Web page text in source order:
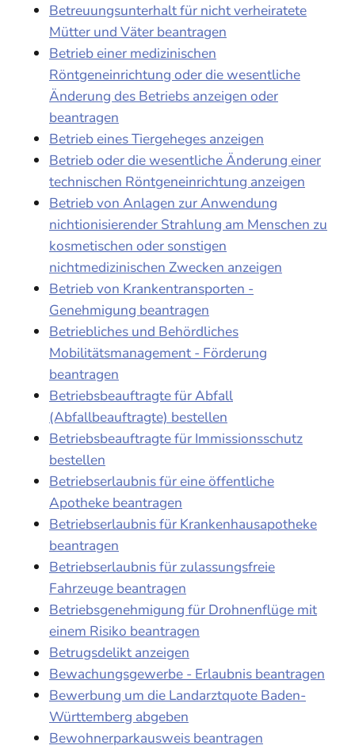
Betreuungsunterhalt für nicht verheiratete
Mütter und Väter beantragen
Betrieb einer medizinischen
Röntgeneinrichtung oder die wesentliche
Änderung des Betriebs anzeigen oder
beantragen
Betrieb eines Tiergeheges anzeigen
Betrieb oder die wesentliche Änderung einer
technischen Röntgeneinrichtung anzeigen
Betrieb von Anlagen zur Anwendung
nichtionisierender Strahlung am Menschen zu
kosmetischen oder sonstigen
nichtmedizinischen Zwecken anzeigen
Betrieb von Krankentransporten -
Genehmigung beantragen
Betriebliches und Behördliches
Mobilitätsmanagement - Förderung
beantragen
Betriebsbeauftragte für Abfall
(Abfallbeauftragte) bestellen
Betriebsbeauftragte für Immissionsschutz
bestellen
Betriebserlaubnis für eine öffentliche
Apotheke beantragen
Betriebserlaubnis für Krankenhausapotheke
beantragen
Betriebserlaubnis für zulassungsfreie
Fahrzeuge beantragen
Betriebsgenehmigung für Drohnenflüge mit
einem Risiko beantragen
Betrugsdelikt anzeigen
Bewachungsgewerbe - Erlaubnis beantragen
Bewerbung um die Landarztquote Baden-
Württemberg abgeben
Bewohnerparkausweis beantragen